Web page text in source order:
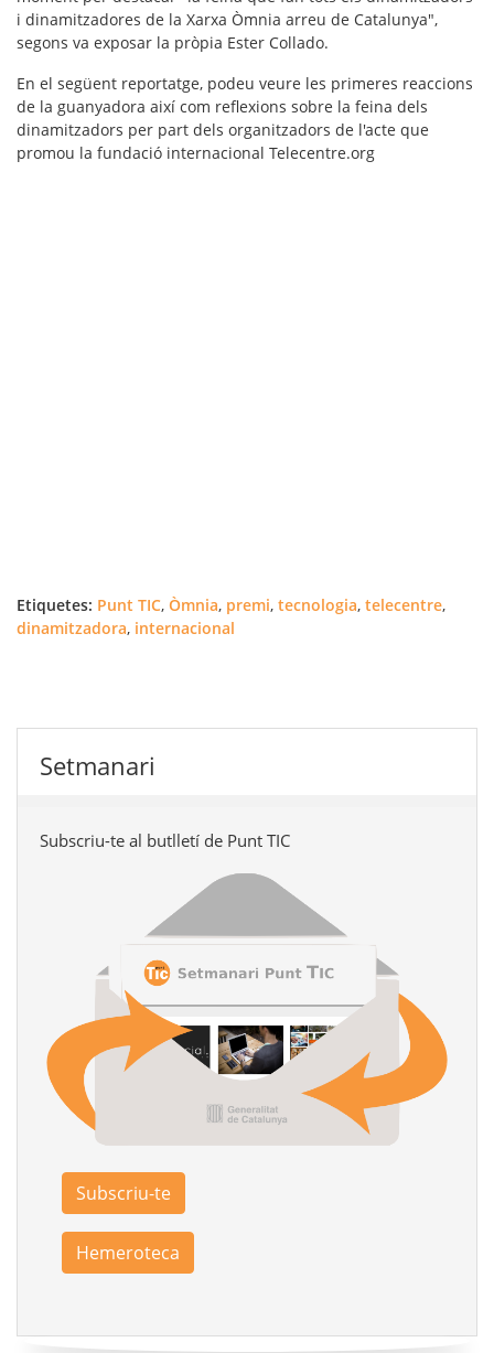
i dinamitzadores de la Xarxa Òmnia arreu de Catalunya",
segons va exposar la pròpia Ester Collado.
En el següent reportatge, podeu veure les primeres reaccions
de la guanyadora així com reflexions sobre la feina dels
dinamitzadors per part dels organitzadors de l'acte que
promou la fundació internacional Telecentre.org
Etiquetes: Punt TIC, Òmnia, premi, tecnologia, telecentre,
dinamitzadora, internacional
Setmanari
Subscriu-te al butlletí de Punt TIC
Subscriu-te
Hemeroteca